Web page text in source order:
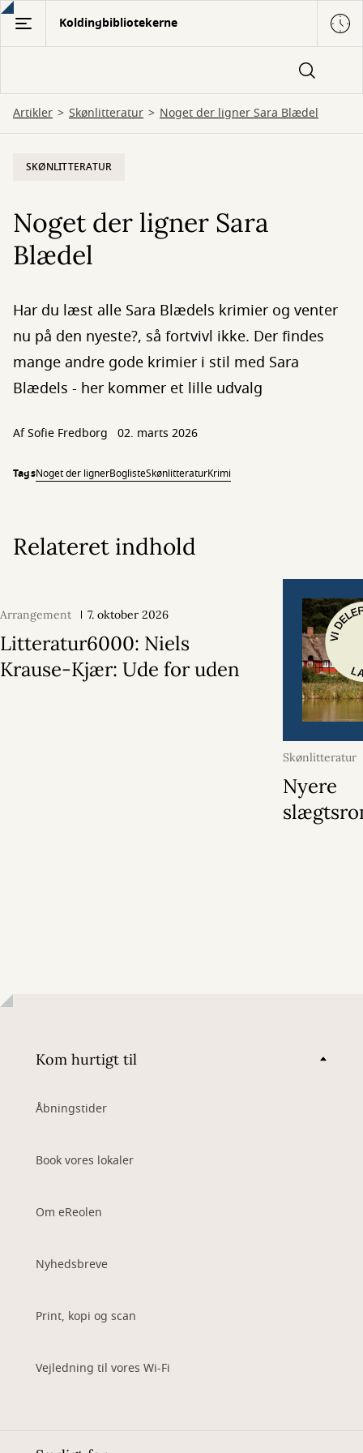
Gå
hovedindhold
Koldingbibliotekerne
Artikler Skønlitteratur Noget der ligner Sara Blædel
SKØNLITTERATUR
Noget der ligner Sara
Blædel
Har du læst alle Sara Blædels krimier og venter
nu på den nyeste?, så fortvivl ikke. Der findes
mange andre gode krimier i stil med Sara
Blædels - her kommer et lille udvalg
AfSofie Fredborg 02. marts 2026
TagsNoget der lignerBoglisteSkønlitteraturKrimi
Relateret indhold
Arrangement 7. oktober 2026
Litteratur6000: Niels
Krause-Kjær: Ude for uden
Skønlitteratur
Nyere
Kom hurtigt til
Åbningstider
Book vores lokaler
Om eReolen
Nyhedsbreve
Print, kopi og scan
Vejledning til vores Wi-Fi